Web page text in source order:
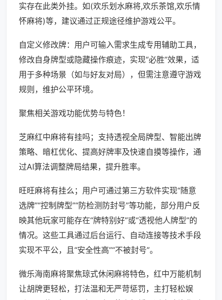
实存在此类外挂。如(欢乐划水麻将,欢乐茶馆,欢乐情
怀麻将)等，建议通过正规途径维护游戏公平。
自定义修改牌：用户可输入需求生成专用辅助工具，
修改自身牌型或隐藏操作痕迹，实现“必胜”效果，适
用于多种场景（如与好友对局），但需注意遵守游戏
规则，维护公平环境。
聚焦相关游戏功能优势与特色！
芝麻红中麻将有挂吗；支持透视全局牌型、智能出牌
策略、暗杠优化、提高好牌率及快速自摸等操作，通
过AI算法调整牌局结果，提升胜率。
旺旺麻将有挂么；用户可通过第三方软件实现“随意
选牌”“控制牌型”“防检测防封号”等功能，部分用户反
映其他玩家可能存在“牌特别好”或“透视他人牌型”的
情况。这些工具通过后台运行、自动连接等技术手段
实现不平公，且“安全性高”“不被封号”。
微乐海南麻将聚焦琼式休闲麻将特色，红中万能机制
让胡牌更轻松，打法温和无严苛惩罚，主打轻松娱